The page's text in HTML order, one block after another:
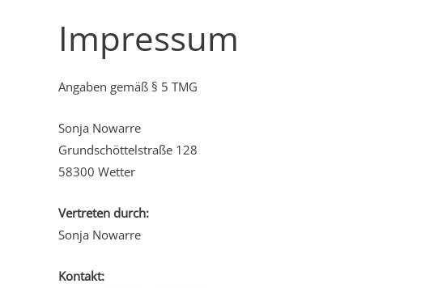
Impressum
Angaben gemäß § 5 TMG
Sonja Nowarre
Grundschöttelstraße 128
58300 Wetter
Vertreten durch:
Sonja Nowarre
Kontakt: